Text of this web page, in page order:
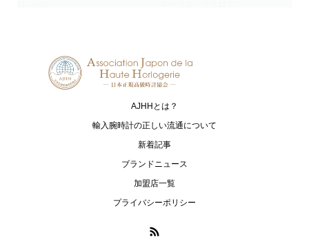
PANERAI ASTRON
PROSPEX
プロスペックス
ZENITH
ゼニス
AJHHとは？
輸入腕時計の正しい流通について
新着記事
ブランドニュース
加盟店一覧
プライバシーポリシー